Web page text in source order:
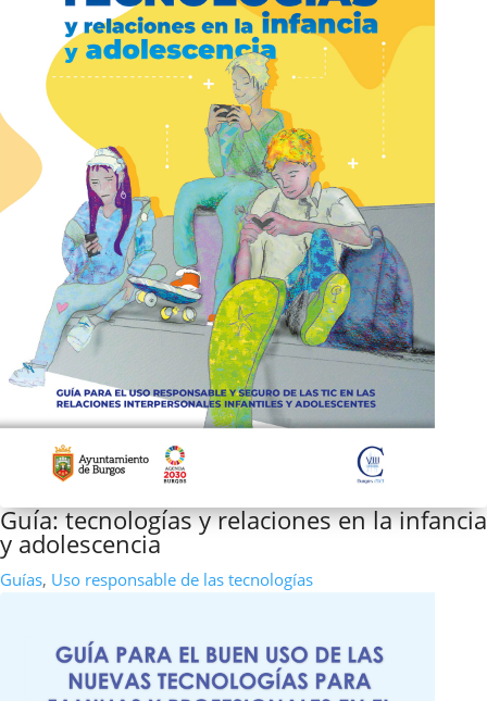
Guía: tecnologías y relaciones en la infancia
y adolescencia
Guías, Uso responsable de las tecnologías